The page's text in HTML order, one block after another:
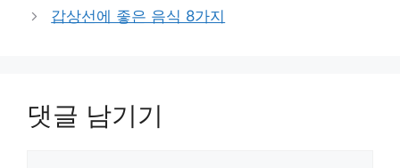
리
갑상선에 좋은 음식 8가지
댓글 남기기